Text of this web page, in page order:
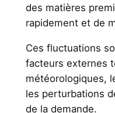
des matières
rapidement et de
Ces fluctuations
facteurs externes
météorologiques,
les perturbations
de la demande.